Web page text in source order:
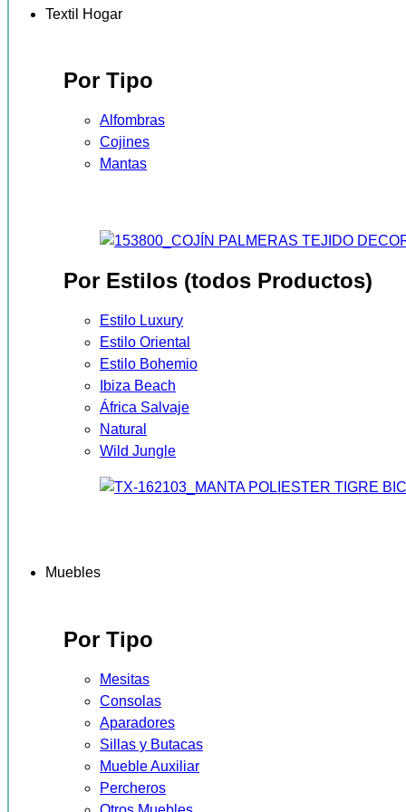
Textil Hogar
Por Tipo
Alfombras
Cojines
Mantas
Por Estilos (todos Productos)
Estilo Luxury
Estilo Oriental
Estilo Bohemio
Ibiza Beach
África Salvaje
Natural
Wild Jungle
Muebles
Por Tipo
Mesitas
Consolas
Aparadores
Sillas y Butacas
Mueble Auxiliar
Percheros